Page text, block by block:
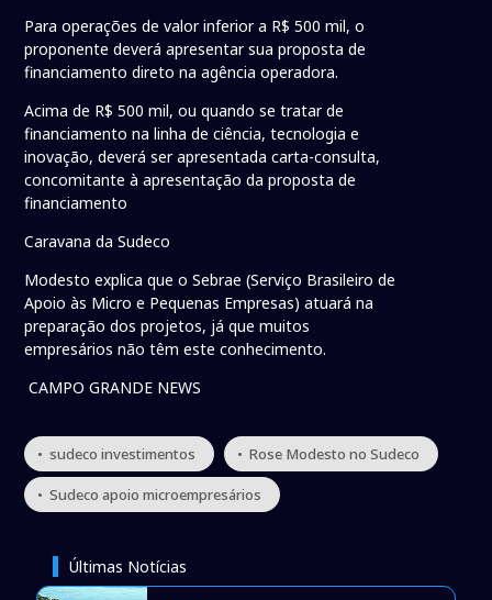
Para operações de valor inferior a R$ 500 mil, o
proponente deverá apresentar sua proposta de
financiamento direto na agência operadora.
Acima de R$ 500 mil, ou quando se tratar de
financiamento na linha de ciência, tecnologia e
inovação, deverá ser apresentada carta-consulta,
concomitante à apresentação da proposta de
financiamento
Caravana da Sudeco
Modesto explica que o Sebrae (Serviço Brasileiro de
Apoio às Micro e Pequenas Empresas) atuará na
preparação dos projetos, já que muitos
empresários não têm este conhecimento.
CAMPO GRANDE NEWS
• sudeco investimentos • Rose Modesto no Sudeco
• Sudeco apoio microempresários
Últimas Notícias